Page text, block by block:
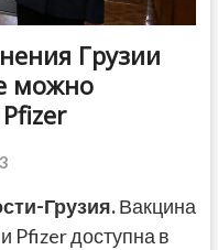
Грузии
можно
Грузия.Вакцина
Pfizer доступна в